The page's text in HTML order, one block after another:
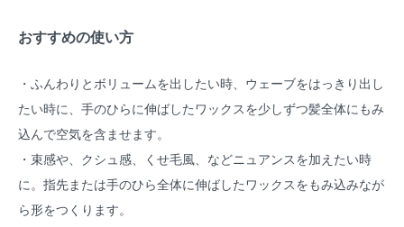
おすすめの使い方
・ふんわりとボリュームを出したい時、ウェーブをはっきり出し
たい時に、手のひらに伸ばしたワックスを少しずつ髪全体にもみ
込んで空気を含ませます。
・束感や、クシュ感、くせ毛風、などニュアンスを加えたい時
に。指先または手のひら全体に伸ばしたワックスをもみ込みなが
ら形をつくります。